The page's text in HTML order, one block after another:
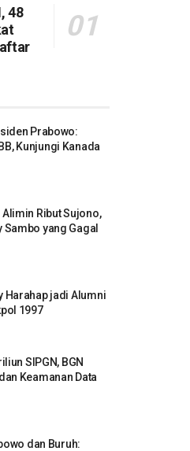
48
Prabowo:
Kunjungi Kanada
Alimin Ribut Sujono,
yang Gagal
Harahap jadi Alumni
1997
SIPGN, BGN
Keamanan Data
dan Buruh: